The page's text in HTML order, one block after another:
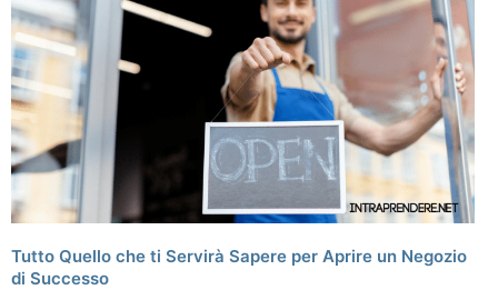
Tutto Quello che ti Servirà Sapere per Aprire un Negozio
di Successo